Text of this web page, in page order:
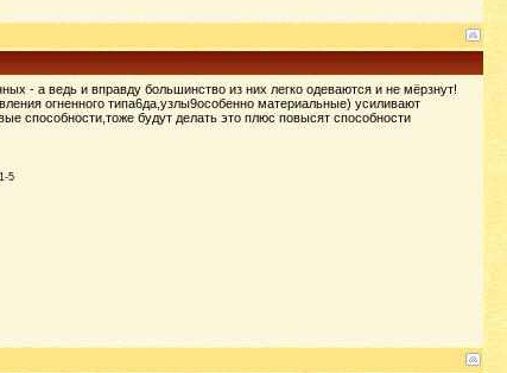
- а ведь и вправду большинство из них легко одеваются и не мёрзнут!
огненного типа6да,узлы9особенно материальные) усиливают
способности,тоже будут делать это плюс повысят способности
5